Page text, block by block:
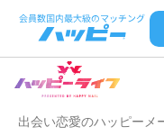
出会い恋愛のハッピーメ